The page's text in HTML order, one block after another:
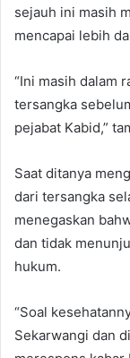
sejauh ini masih
mencapai lebih
“Ini masih dalam
tersangka
pejabat Kabid,”
Saat ditanya
dari tersangka
menegaskan
dan tidak
hukum.
“Soal
Sekarwangi dan